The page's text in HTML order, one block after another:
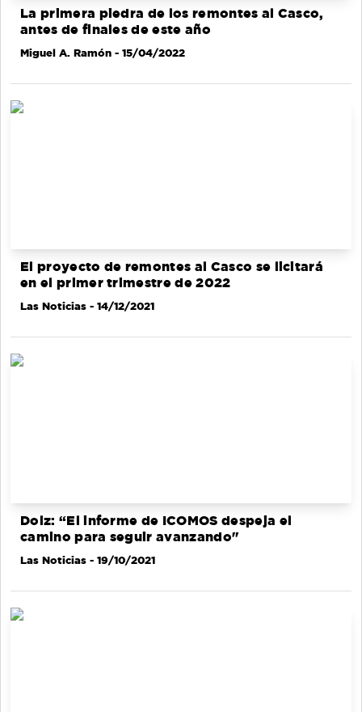
La primera piedra de los remontes al Casco,
antes de finales de este año
Miguel A. Ramón - 15/04/2022
El proyecto de remontes al Casco se licitará
en el primer trimestre de 2022
Las Noticias - 14/12/2021
Dolz: “El informe de ICOMOS despeja el
camino para seguir avanzando"
Las Noticias - 19/10/2021